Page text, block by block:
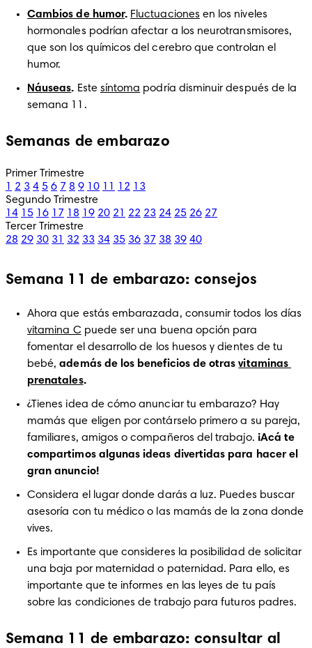
Cambios de humor. Fluctuaciones en los niveles
hormonales podrían afectar a los neurotransmisores,
que son los químicos del cerebro que controlan el
humor.
Náuseas. Este síntoma podría disminuir después de la
semana 11.
Semanas de embarazo
Primer Trimestre
1
2 3 4 5 6 7 8 9 10 11 12 13
Segundo Trimestre
14 15 16 17 18 19 20 21 22 23 24 25 26 27
Tercer Trimestre
28 29 30 31 32 33 34 35 36 37 38 39 40
Semana 11 de embarazo: consejos
vitamina C puede ser una buena opción para
fomentar el desarrollo de los huesos y dientes de tu
bebé, además de los beneficios de otras vitaminas
prenatales.
¿Tienes idea de cómo anunciar tu embarazo? Hay
mamás que eligen por contárselo primero a su pareja,
familiares, amigos o compañeros del trabajo. ¡Acá te
compartimos algunas ideas divertidas para hacer el
gran anuncio!
Considera el lugar donde darás a luz. Puedes buscar
asesoría con tu médico o las mamás de la zona donde
vives.
Es importante que consideres la posibilidad de solicitar
una baja por maternidad o paternidad. Para ello, es
importante que te informes en las leyes de tu país
sobre las condiciones de trabajo para futuros padres.
Semana 11 de embarazo: consultar al